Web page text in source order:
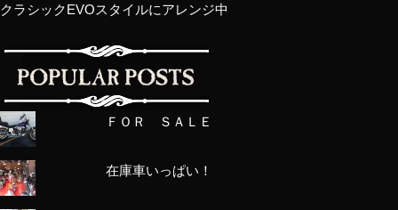
クラシックEVOスタイルにアレンジ中
ＦＯＲ ＳＡＬＥ
在庫車いっぱい！